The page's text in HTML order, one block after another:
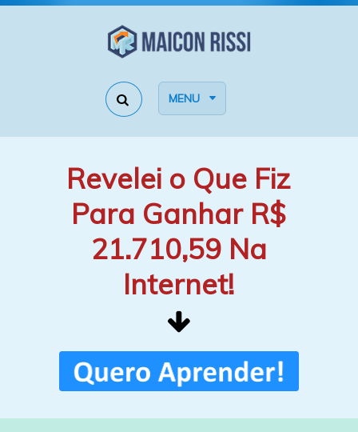
MENU
Revelei o Que Fiz
Para Ganhar R$
21.710,59 Na
Internet!